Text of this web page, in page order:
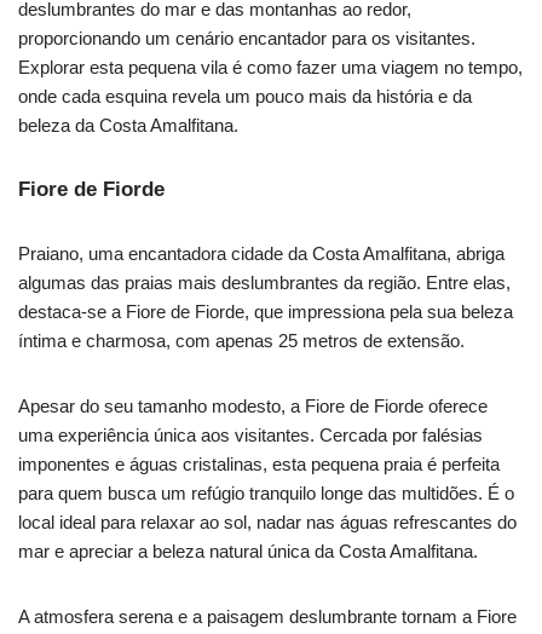
deslumbrantes do mar e das montanhas ao redor,
proporcionando um cenário encantador para os visitantes.
Explorar esta pequena vila é como fazer uma viagem no tempo,
onde cada esquina revela um pouco mais da história e da
beleza da Costa Amalfitana.
Fiore de Fiorde
Praiano, uma encantadora cidade da Costa Amalfitana, abriga
algumas das praias mais deslumbrantes da região. Entre elas,
destaca-se a Fiore de Fiorde, que impressiona pela sua beleza
íntima e charmosa, com apenas 25 metros de extensão.
Apesar do seu tamanho modesto, a Fiore de Fiorde oferece
uma experiência única aos visitantes. Cercada por falésias
imponentes e águas cristalinas, esta pequena praia é perfeita
para quem busca um refúgio tranquilo longe das multidões. É o
local ideal para relaxar ao sol, nadar nas águas refrescantes do
mar e apreciar a beleza natural única da Costa Amalfitana.
A atmosfera serena e a paisagem deslumbrante tornam a Fiore